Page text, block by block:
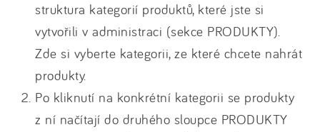
struktura kategorií produktů, které jste si
vytvořili v administraci (sekce PRODUKTY).
Zde si vyberte kategorii, ze které chcete nahrát
produkty.
Po kliknutí na konkrétní kategorii se produkty
z ní načítají do druhého sloupce PRODUKTY